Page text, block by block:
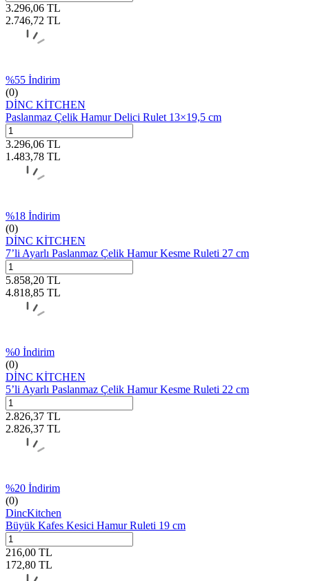
3.296,06 TL
2.746,72 TL
%55 İndirim
(0)
DİNC KİTCHEN
Paslanmaz Çelik Hamur Delici Rulet 13×19,5 cm
3.296,06 TL
1.483,78 TL
%18 İndirim
(0)
DİNC KİTCHEN
7’li Ayarlı Paslanmaz Çelik Hamur Kesme Ruleti 27 cm
5.858,20 TL
4.818,85 TL
%0 İndirim
(0)
DİNC KİTCHEN
5’li Ayarlı Paslanmaz Çelik Hamur Kesme Ruleti 22 cm
2.826,37 TL
2.826,37 TL
%20 İndirim
(0)
DincKitchen
Büyük Kafes Kesici Hamur Ruleti 19 cm
216,00 TL
172,80 TL